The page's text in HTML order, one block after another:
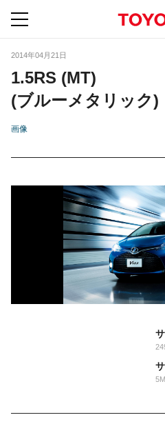
2014年04月21日
1.5RS (MT)
(ブルーメタリック)
画像